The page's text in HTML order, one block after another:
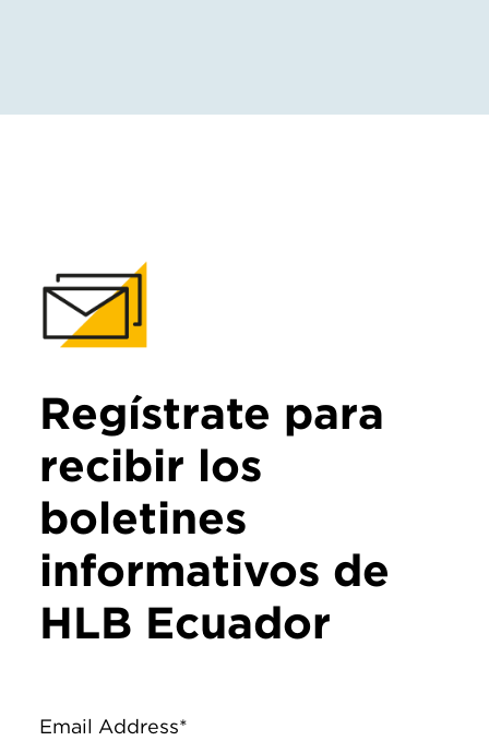
Regístrate para
recibir los
boletines
informativos de
HLB Ecuador
Email Address*